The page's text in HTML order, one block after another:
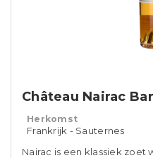
Château Nairac
Herkomst
Frankrijk - Sauternes
Nairac is een klassiek zoet